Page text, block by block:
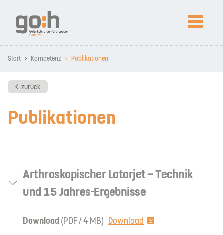
Impressum Datenschutz News
Kompetenz
NEWS
Start Kompetenz Publikationen
zurück
Publikationen
Arthroskopischer Latarjet – Technik
und 15 Jahres-Ergebnisse
Download (PDF / 4 MB) Download